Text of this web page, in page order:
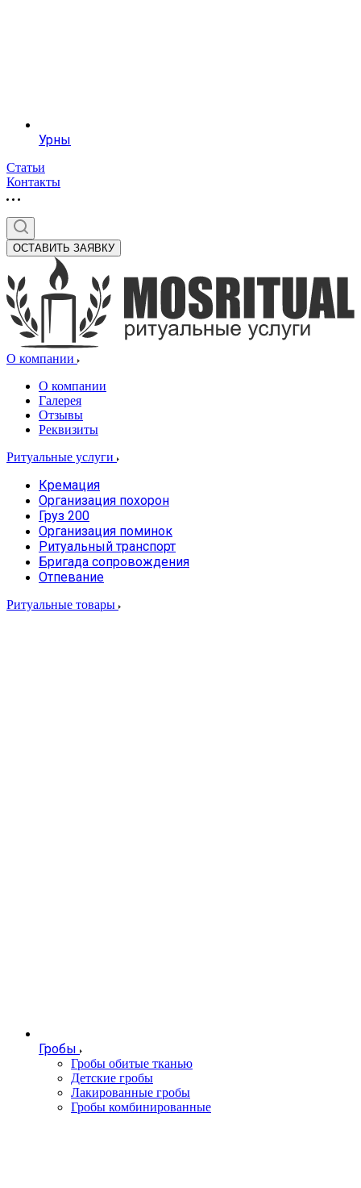
Урны
Статьи
Контакты
ОСТАВИТЬ ЗАЯВКУ
О компании
О компании
Галерея
Отзывы
Реквизиты
Ритуальные услуги
Кремация
Организация похорон
Груз 200
Организация поминок
Ритуальный транспорт
Бригада сопровождения
Отпевание
Ритуальные товары
Гробы
Гробы обитые тканью
Детские гробы
Лакированные гробы
Гробы комбинированные